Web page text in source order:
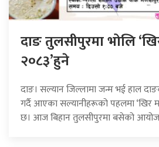
दाङ तुलसीपुरमा भोलि
२०८३’हुने
दाङ। सल्यान जिल्लामा जन्म भई हाल
गर्दै आएका सल्यानीहरूको पहलमा ‘खिर
छ। आज बिहान तुलसीपुरमा बसेको